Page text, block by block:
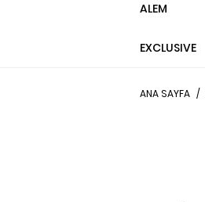
ALEM
EXCLUSIVE
ANA SAYFA /